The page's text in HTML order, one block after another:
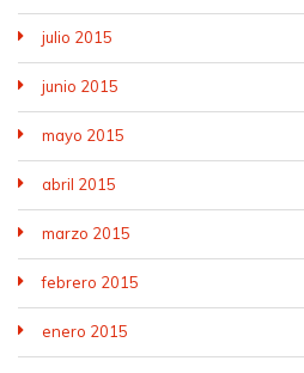
julio 2015
junio 2015
mayo 2015
abril 2015
marzo 2015
febrero 2015
enero 2015